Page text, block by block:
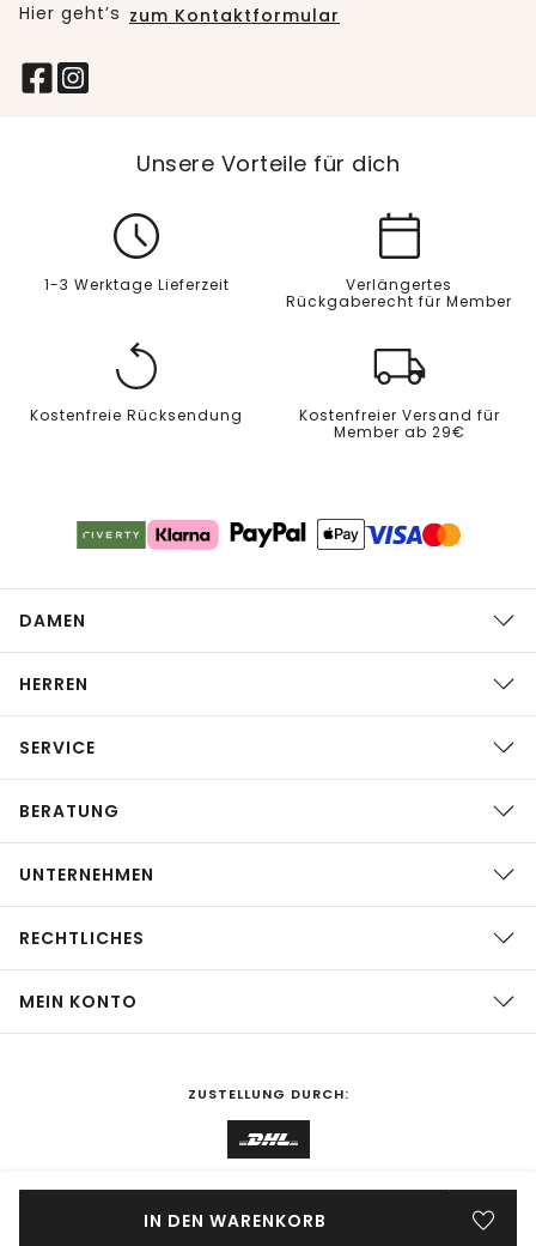
IN DEN WARENKORB
Hier geht’s zum Kontaktformular
Unsere Vorteile für dich
1-3 Werktage Lieferzeit
Verlängertes
Rückgaberecht für Member
Kostenfreie Rücksendung
Kostenfreier Versand für
Member ab 29€
DAMEN
HERREN
SERVICE
BERATUNG
UNTERNEHMEN
RECHTLICHES
MEIN KONTO
ZUSTELLUNG DURCH: